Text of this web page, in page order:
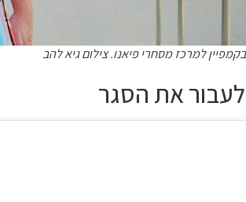
למרכז מסחרי פיאנו. צילום גיא להב
את הסגר